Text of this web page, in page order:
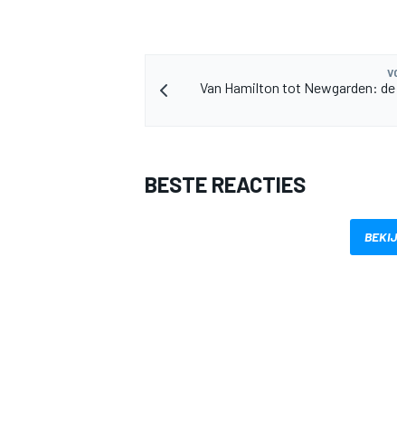
Van Hamilton tot Newgarden:
BESTE REACTIES